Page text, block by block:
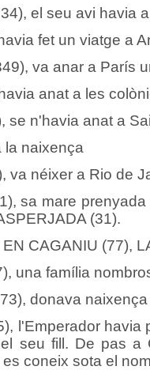
el seu avi havia
fet un viatge a
va anar a París
anat a les
se n'havia anat a
la naixença
va néixer a Rio de
sa mare
(31).
CAGANIU (77),
una família
donava
l'Emperador
seu fill. De pas a
coneix sota el